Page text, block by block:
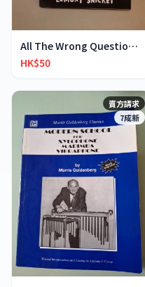
All The Wrong Questions 2: "When Did You See Her L
HK$50
賣方請求
7成新